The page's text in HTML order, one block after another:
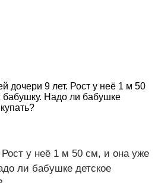
дочери 9 лет. Рост у неё 1 м 50
бабушку. Надо ли бабушке
у неё 1 м 50 см, и она уже
ли бабушке детское